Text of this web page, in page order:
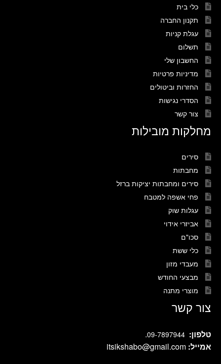
כלי בית
תקנון החברה
עגלת קניות
תשלום
החשבון שלי
מדיניות פרטיות
החזרות וביטולים
הסדרי נגישות
צור קשר
מחלקות מובילות
סירים
מחבתות
סירים ומחבתות יציקות ברזל
פחי אשפה למטבח
עגלות שוק
אביזרי אידוי
סכו"ם
כלי ששת
מעבדי מזון
מבצעי החודש
מוצרי מתנה
צור קשר
טלפון: 09-7897944
.
אמייל: itsikshabo@gmail.com